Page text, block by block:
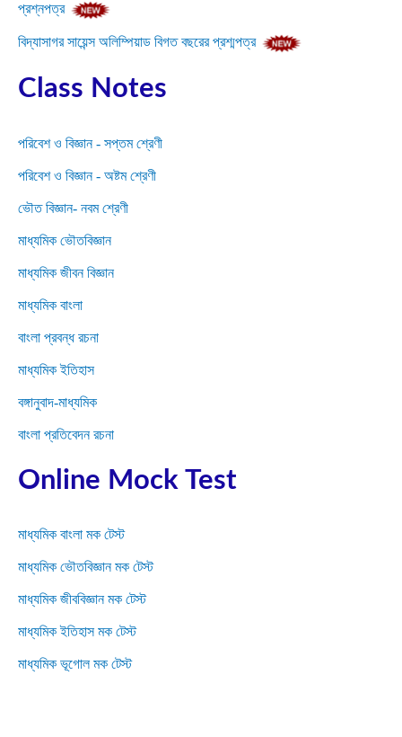
প্রশ্নপত্র
বিদ্যাসাগর সায়েন্স অলিম্পিয়াড বিগত বছরের প্রশ্মপত্র
Class Notes
পরিবেশ ও বিজ্ঞান - সপ্তম শ্রেণী
পরিবেশ ও বিজ্ঞান - অষ্টম শ্রেণী
ভৌত বিজ্ঞান- নবম শ্রেণী
মাধ্যমিক ভৌতবিজ্ঞান
মাধ্যমিক জীবন বিজ্ঞান
মাধ্যমিক বাংলা
বাংলা প্রবন্ধ রচনা
মাধ্যমিক ইতিহাস
বঙ্গানুবাদ-মাধ্যমিক
বাংলা প্রতিবেদন রচনা
Online Mock Test
মাধ্যমিক বাংলা মক টেস্ট
মাধ্যমিক ভৌতবিজ্ঞান মক টেস্ট
মাধ্যমিক জীববিজ্ঞান মক টেস্ট
মাধ্যমিক ইতিহাস মক টেস্ট
মাধ্যমিক ভূগোল মক টেস্ট